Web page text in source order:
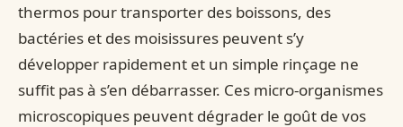
thermos pour transporter des boissons, des
bactéries et des moisissures peuvent s’y
développer rapidement et un simple rinçage ne
suffit pas à s’en débarrasser. Ces micro-organismes
microscopiques peuvent dégrader le goût de vos